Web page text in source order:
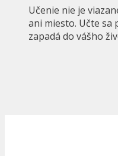
Učenie nie je
ani miesto. Učte sa
zapadá do vášho